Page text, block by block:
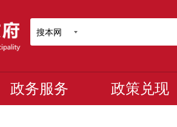
搜本网
政务服务 政策兑现